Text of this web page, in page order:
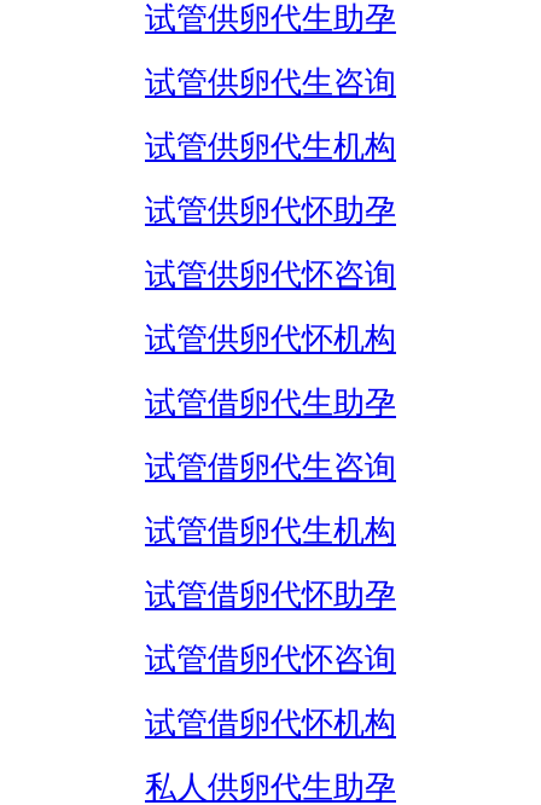
试管供卵代生助孕
试管供卵代生咨询
试管供卵代生机构
试管供卵代怀助孕
试管供卵代怀咨询
试管供卵代怀机构
试管借卵代生助孕
试管借卵代生咨询
试管借卵代生机构
试管借卵代怀助孕
试管借卵代怀咨询
试管借卵代怀机构
私人供卵代生助孕